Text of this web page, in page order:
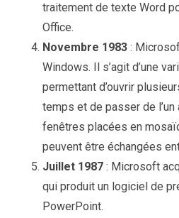
traitement de texte Word
Office.
Novembre 1983 :
Windows. Il s’agit d’une
permettant d’ouvrir
temps et de passer de l’un
fenêtres placées en
peuvent être échangées
Juillet 1987 : Microsoft
qui produit un logiciel de
PowerPoint.